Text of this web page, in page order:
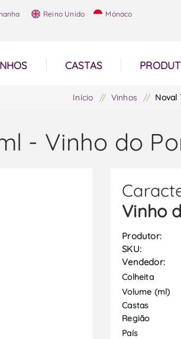
Reino Unido Mónaco
CASTAS
Início / Vinhos / Noval
- Vinho do
Vinho
Produtor:
SKU:
Vendedor:
Colheita
Volume (ml)
Castas
Região
País